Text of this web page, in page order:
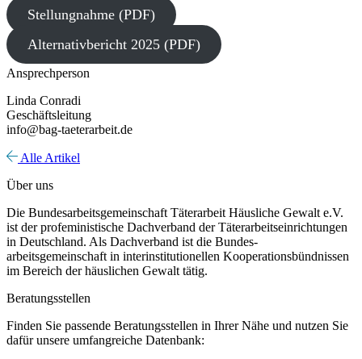
Stellungnahme (PDF)
Alternativbericht 2025 (PDF)
Ansprechperson
Linda Conradi
Geschäftsleitung
info@bag-taeterarbeit.de
Alle Artikel
Über uns
Die Bundesarbeitsgemeinschaft Täterarbeit Häusliche Gewalt e.V.
ist der profeministische Dachverband der Täterarbeitseinrichtungen
in Deutschland. Als Dachverband ist die Bundes-
arbeitsgemeinschaft in interinstitutionellen Kooperationsbündnissen
im Bereich der häuslichen Gewalt tätig.
Beratungsstellen
Finden Sie passende Beratungsstellen in Ihrer Nähe und nutzen Sie
dafür unsere umfangreiche Datenbank: